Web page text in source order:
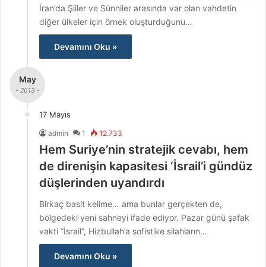
İran’da Şiiler ve Sünniler arasında var olan vahdetin
diğer ülkeler için örnek oluşturduğunu…
Devamını Oku »
May
- 2013 -
17 Mayıs
admin 1 12.733
Hem Suriye’nin stratejik cevabı, hem
de direnişin kapasitesi ‘İsrail’i gündüz
düşlerinden uyandırdı
Birkaç basit kelime… ama bunlar gerçekten de,
bölgedeki yeni sahneyi ifade ediyor. Pazar günü şafak
vakti “İsrail”, Hizbullah’a sofistike silahların…
Devamını Oku »